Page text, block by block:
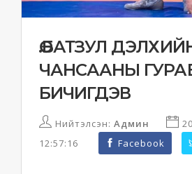
Ө.БАТЗУЛ
ЧАНСААНЫ
БИЧИГДЭВ
Нийтэлсэн: Админ
12:57:16
Facebook